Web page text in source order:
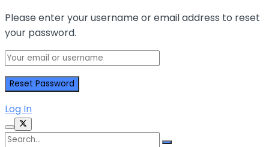
Please enter your username or email address to reset
your password.
Log In